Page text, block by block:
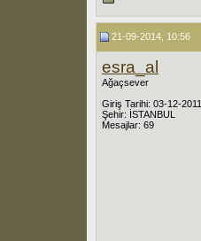
21-09-2014, 10:56
esra_al
Ağaçsever
Giriş Tarihi: 03-12-2011
Şehir: İSTANBUL
Mesajlar: 69